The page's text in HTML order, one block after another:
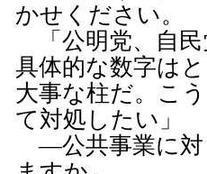
かせください。
「公明党、自民
具体的な数字は
大事な柱だ。こ
て対処したい」
―公共事業に対